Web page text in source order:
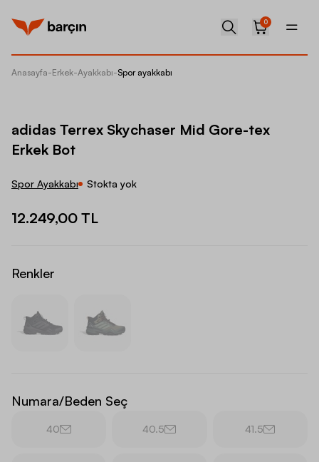
0
Anasayfa-Erkek-Ayakkabı-Spor ayakkabı
adidas Terrex Skychaser Mid Gore-tex
Erkek Bot
Spor Ayakkabı Stokta yok
12.249,00 TL
Renkler
Numara/Beden Seç
40 40.5 41.5